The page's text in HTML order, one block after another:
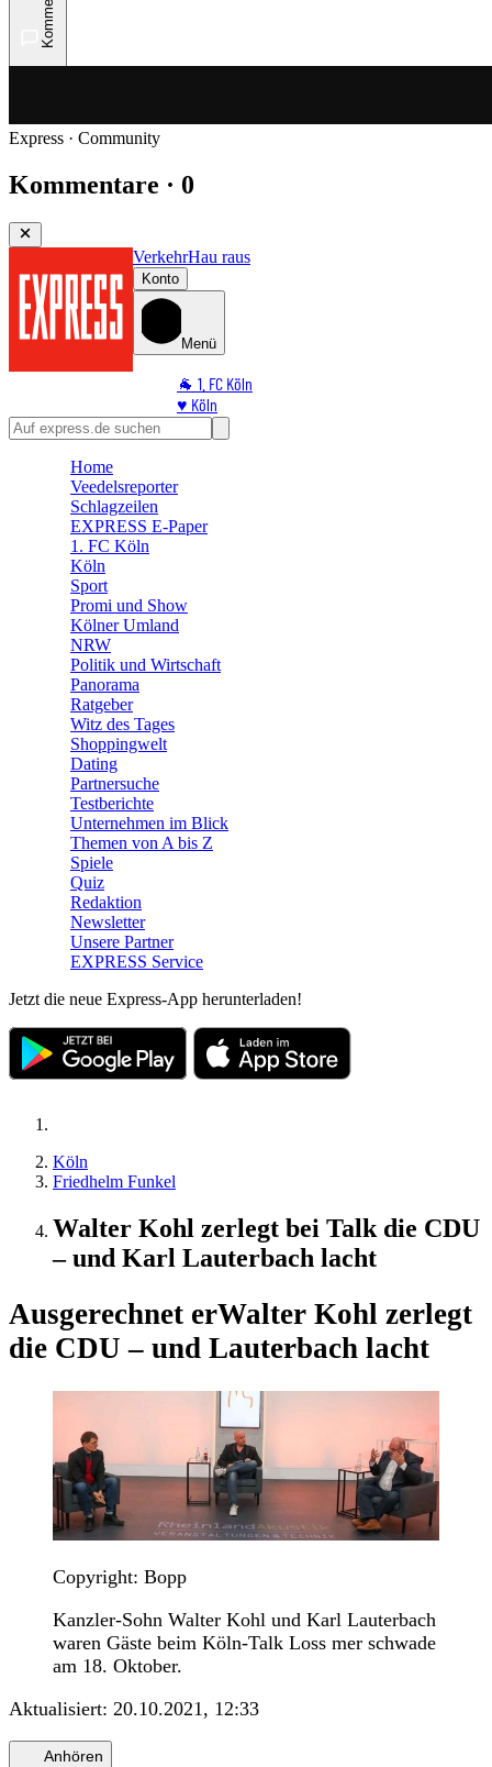
Express · Community
Kommentare · 0
VerkehrHau raus
Konto
Menü
🐐 1. FC Köln
♥️ Köln
⭐ Promi
🛒 Shoppingwelt
Home
Veedelsreporter
Schlagzeilen
EXPRESS E-Paper
1. FC Köln
Köln
Sport
Promi und Show
Kölner Umland
NRW
Politik und Wirtschaft
Panorama
Ratgeber
Witz des Tages
Shoppingwelt
Dating
Partnersuche
Testberichte
Unternehmen im Blick
Themen von A bis Z
Spiele
Quiz
Redaktion
Newsletter
Unsere Partner
EXPRESS Service
Jetzt die neue Express-App herunterladen!
Köln
Friedhelm Funkel
Walter Kohl zerlegt bei Talk die CDU
– und Karl Lauterbach lacht
Ausgerechnet erWalter Kohl zerlegt
die CDU – und Lauterbach lacht
Copyright: Bopp
Kanzler-Sohn Walter Kohl und Karl Lauterbach
waren Gäste beim Köln-Talk Loss mer schwade
am 18. Oktober.
Aktualisiert: 20.10.2021, 12:33
Anhören